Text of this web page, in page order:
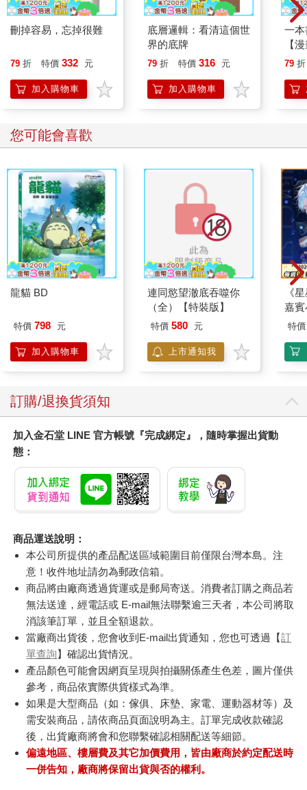
刪掉容易，忘掉很難
79 折 特價 332 元
加入購物車
底層邏輯：看清這個世
界的底牌
79 折 特價 316 元
加入購物車
一
【
行
「
學方
79 折
您可能會喜歡
龍貓 BD
特價 798 元
加入購物車
連同慾望澈底吞噬你
（全）【特裝版】
特價 580 元
上市通知我
《
嘉
特價
訂購/退換貨須知
加入金石堂 LINE 官方帳號『完成綁定』，隨時掌握出貨動
態：
商品運送說明：
本公司所提供的產品配送區域範圍目前僅限台灣本島。注
意！收件地址請勿為郵政信箱。
商品將由廠商透過貨運或是郵局寄送。消費者訂購之商品若
無法送達，經電話或 E-mail無法聯繫逾三天者，本公司將取
消該筆訂單，並且全額退款。
當廠商出貨後，您會收到E-mail出貨通知，您也可透過【訂
單查詢】確認出貨情況。
產品顏色可能會因網頁呈現與拍攝關係產生色差，圖片僅供
參考，商品依實際供貨樣式為準。
如果是大型商品（如：傢俱、床墊、家電、運動器材等）及
需安裝商品，請依商品頁面說明為主。訂單完成收款確認
後，出貨廠商將會和您聯繫確認相關配送等細節。
偏遠地區、樓層費及其它加價費用，皆由廠商於約定配送時
一併告知，廠商將保留出貨與否的權利。